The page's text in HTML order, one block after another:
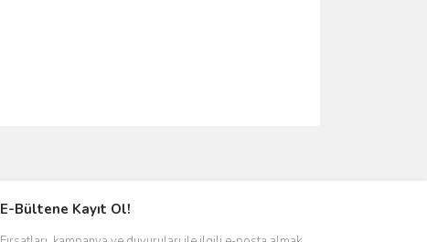
E-Bültene Kayıt Ol!